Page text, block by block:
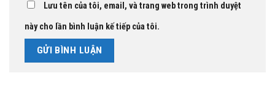
Lưu tên của tôi, email, và trang web trong trình duyệt
này cho lần bình luận kế tiếp của tôi.